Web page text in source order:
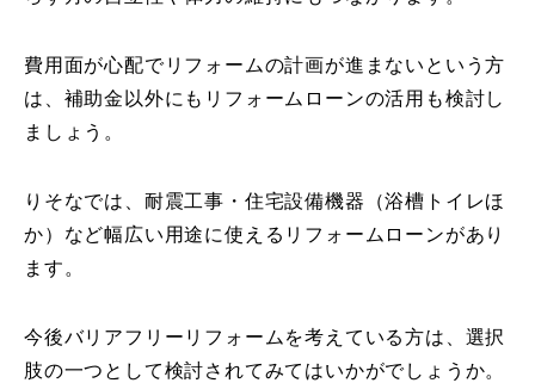
費用面が心配でリフォームの計画が進まないという方
は、補助金以外にもリフォームローンの活用も検討し
ましょう。
りそなでは、耐震工事・住宅設備機器（浴槽トイレほ
か）など幅広い用途に使えるリフォームローンがあり
ます。
今後バリアフリーリフォームを考えている方は、選択
肢の一つとして検討されてみてはいかがでしょうか。